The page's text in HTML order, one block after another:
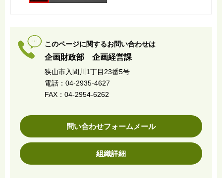
このページに関するお問い合わせは
企画財政部 企画経営課
狭山市入間川1丁目23番5号
電話：04-2935-4627
FAX：04-2954-6262
問い合わせフォームメール
組織詳細